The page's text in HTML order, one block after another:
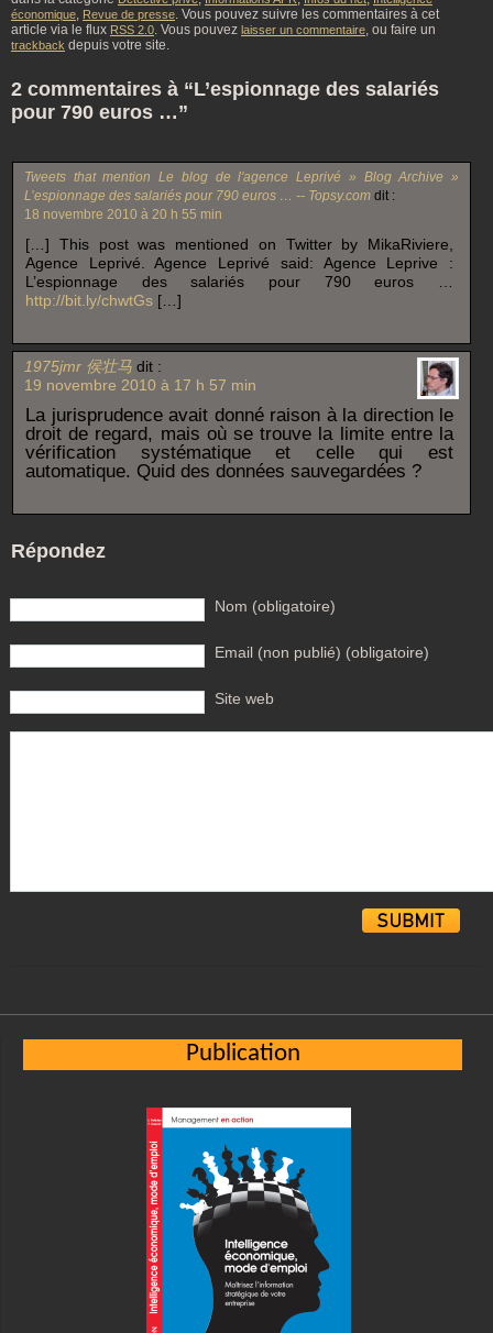
économique, Revue de presse. Vous pouvez suivre les commentaires à cet
article via le flux RSS 2.0. Vous pouvez laisser un commentaire, ou faire un
trackback depuis votre site.
2 commentaires à “L’espionnage des salariés
pour 790 euros …”
Tweets that mention Le blog de l'agence Leprivé » Blog Archive »
L’espionnage des salariés pour 790 euros … -- Topsy.com dit :
18 novembre 2010 à 20 h 55 min
[…] This post was mentioned on Twitter by MikaRiviere,
Agence Leprivé. Agence Leprivé said: Agence Leprive :
L’espionnage des salariés pour 790 euros …
http://bit.ly/chwtGs […]
1975jmr 侯壮马 dit :
19 novembre 2010 à 17 h 57 min
La jurisprudence avait donné raison à la direction le
droit de regard, mais où se trouve la limite entre la
vérification systématique et celle qui est
automatique. Quid des données sauvegardées ?
Répondez
Nom (obligatoire)
Email (non publié) (obligatoire)
Site web
Publication